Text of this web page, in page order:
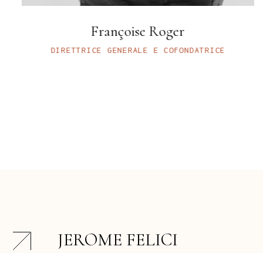
Jerome Felici
PRESIDENTE E COFONDATORE
JEROME FELICI